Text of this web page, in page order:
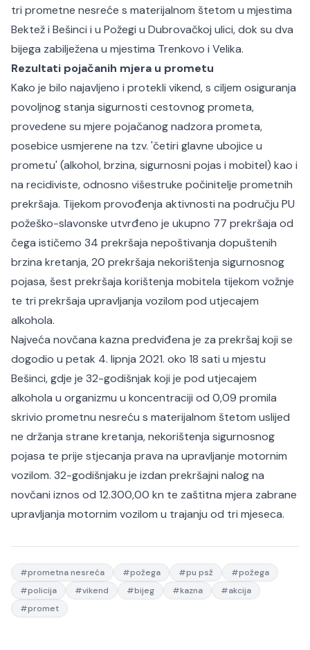
tri prometne nesreće s materijalnom štetom u mjestima
Bektež i Bešinci i u Požegi u Dubrovačkoj ulici, dok su dva
bijega zabilježena u mjestima Trenkovo i Velika.
Rezultati pojačanih mjera u prometu
Kako je bilo najavljeno i protekli vikend, s ciljem osiguranja
povoljnog stanja sigurnosti cestovnog prometa,
provedene su mjere pojačanog nadzora prometa,
posebice usmjerene na tzv. 'četiri glavne ubojice u
prometu' (alkohol, brzina, sigurnosni pojas i mobitel) kao i
na recidiviste, odnosno višestruke počinitelje prometnih
prekršaja. Tijekom provođenja aktivnosti na području PU
požeško-slavonske utvrđeno je ukupno 77 prekršaja od
čega ističemo 34 prekršaja nepoštivanja dopuštenih
brzina kretanja, 20 prekršaja nekorištenja sigurnosnog
pojasa, šest prekršaja korištenja mobitela tijekom vožnje
te tri prekršaja upravljanja vozilom pod utjecajem
alkohola.
Najveća novčana kazna predviđena je za prekršaj koji se
dogodio u petak 4. lipnja 2021. oko 18 sati u mjestu
Bešinci, gdje je 32-godišnjak koji je pod utjecajem
alkohola u organizmu u koncentraciji od 0,09 promila
skrivio prometnu nesreću s materijalnom štetom uslijed
ne držanja strane kretanja, nekorištenja sigurnosnog
pojasa te prije stjecanja prava na upravljanje motornim
vozilom. 32-godišnjaku je izdan prekršajni nalog na
novčani iznos od 12.300,00 kn te zaštitna mjera zabrane
upravljanja motornim vozilom u trajanju od tri mjeseca.
#prometna nesreća #požega #pu psž #požega
#policija #vikend #bijeg #kazna #akcija
#promet